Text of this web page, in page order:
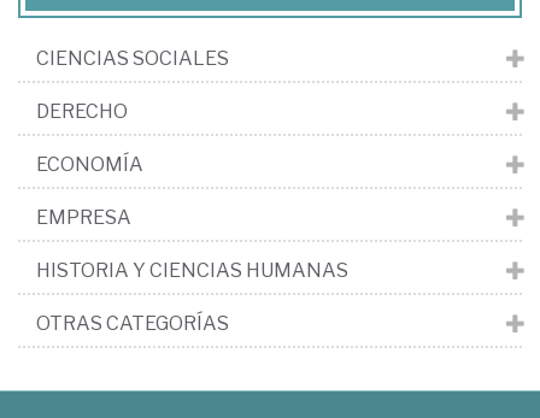
CIENCIAS SOCIALES
DERECHO
ECONOMÍA
EMPRESA
HISTORIA Y CIENCIAS HUMANAS
OTRAS CATEGORÍAS